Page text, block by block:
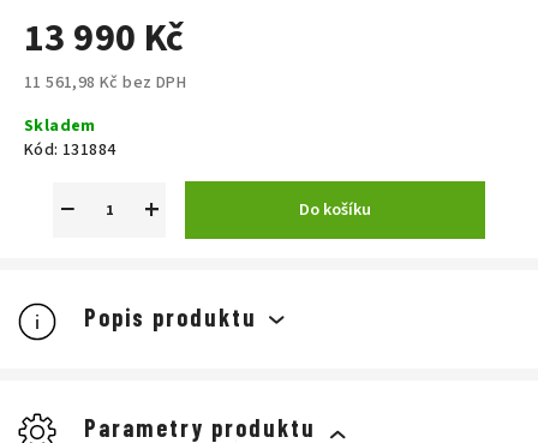
13 990 Kč
11 561,98 Kč bez DPH
cena:
Skladem
Kód: 131884
+
− Do košíku
Popis produktu
Parametry produktu